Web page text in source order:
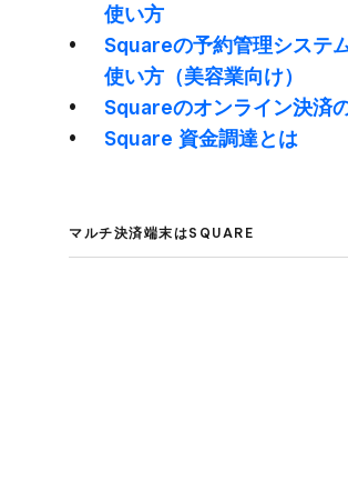
使い方
Squareの​​予約管理システ
使い方​（美容業向け）
Squareの​オンライン決済
Square 資金調達とは
マルチ決済端末は​SQUARE